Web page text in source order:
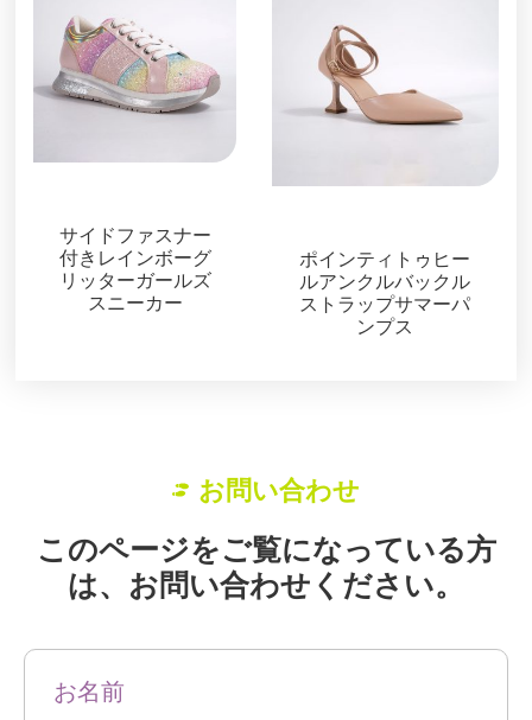
サイドファスナー
付きレインボーグ
リッターガールズ
スニーカー
ポインティトゥヒー
ルアンクルバックル
ストラップサマーパ
ンプス
お問い合わせ
このページをご覧になっている方
は、お問い合わせください。